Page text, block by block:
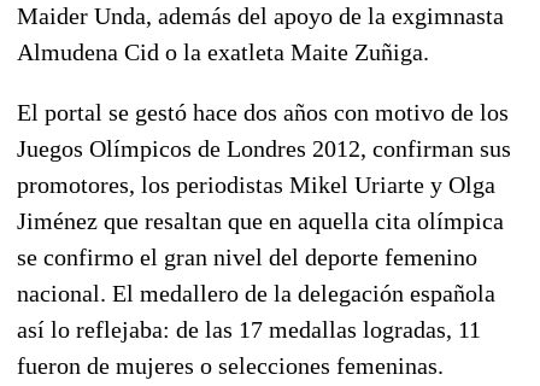
Maider Unda, además del apoyo de la exgimnasta
Almudena Cid o la exatleta Maite Zuñiga.
El portal se gestó hace dos años con motivo de los
Juegos Olímpicos de Londres 2012, confirman sus
promotores, los periodistas Mikel Uriarte y Olga
Jiménez que resaltan que en aquella cita olímpica
se confirmo el gran nivel del deporte femenino
nacional. El medallero de la delegación española
así lo reflejaba: de las 17 medallas logradas, 11
fueron de mujeres o selecciones femeninas.